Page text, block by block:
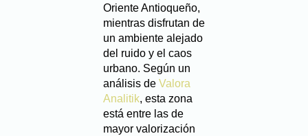
Oriente Antioqueño,
mientras disfrutan de
un ambiente alejado
del ruido y el caos
urbano. Según un
análisis de Valora
Analitik, esta zona
está entre las de
mayor valorización